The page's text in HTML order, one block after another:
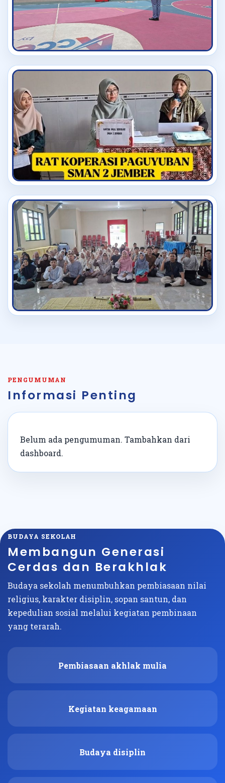
PENGUMUMAN
Informasi Penting
Belum ada pengumuman. Tambahkan dari
dashboard.
BUDAYA SEKOLAH
Membangun Generasi
Cerdas dan Berakhlak
Budaya sekolah menumbuhkan pembiasaan nilai
religius, karakter disiplin, sopan santun, dan
kepedulian sosial melalui kegiatan pembinaan
yang terarah.
Pembiasaan akhlak mulia
Kegiatan keagamaan
Budaya disiplin